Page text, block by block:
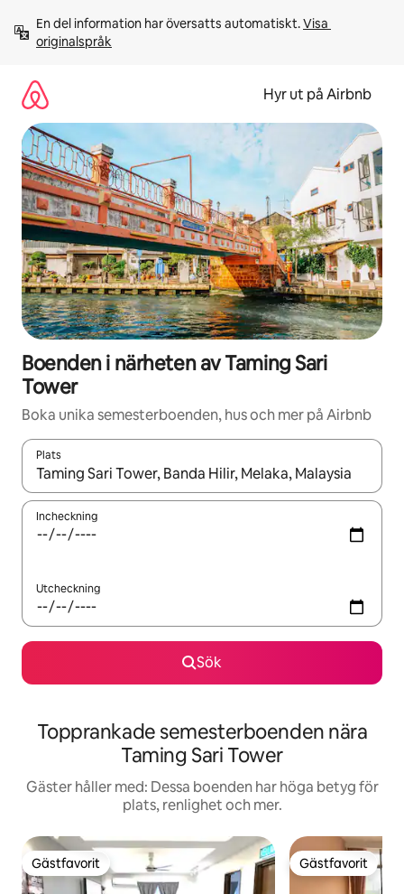
innehåll
En del information har översatts automatiskt. Visa
originalspråk
Hyr ut på Airbnb
Boenden i närheten av Taming Sari
Tower
Boka unika semesterboenden, hus och mer på Airbnb
Plats
När resultaten är tillgängliga kan du navigera med upp- och
Incheckning
Utcheckning
Sök
Topprankade semesterboenden nära
Taming Sari Tower
Gäster håller med: Dessa boenden har höga betyg för
plats, renlighet och mer.
Gästfavorit
Gästfavorit Gästfavorit
Gästfavorit